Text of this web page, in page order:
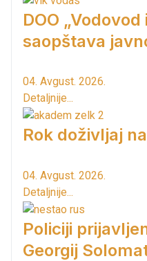
DOO
saopštava
04. Avgust. 2026.
Detaljnije...
Rok doživljaj
04. Avgust. 2026.
Detaljnije...
Policiji
Georgij